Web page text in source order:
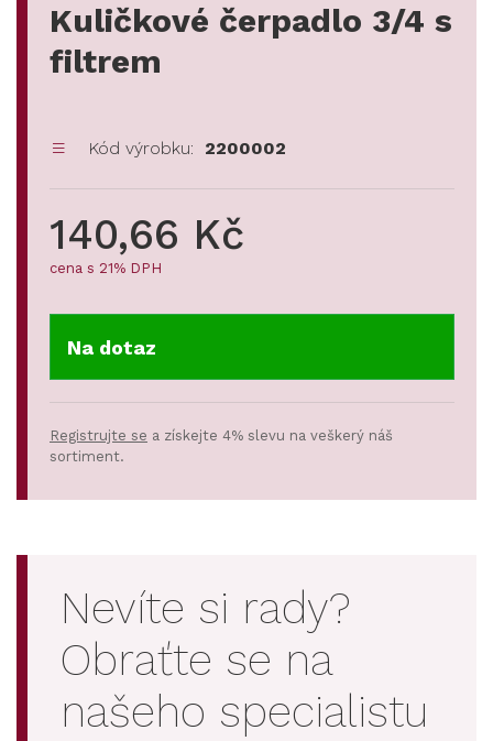
Kuličkové čerpadlo 3/4 s
filtrem
Kód výrobku: 2200002
140,66 Kč
cena s 21% DPH
Na dotaz
Registrujte se a získejte 4% slevu na veškerý náš
sortiment.
Nevíte si rady?
Obraťte se na
našeho specialistu